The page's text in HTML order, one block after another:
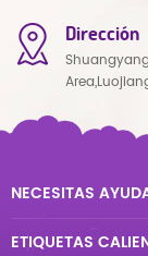
Dirección
NECESITAS
ETIQUETAS